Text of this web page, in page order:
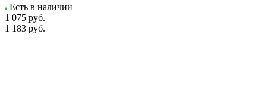
Есть в наличии
1 075 руб.
1 183 руб.